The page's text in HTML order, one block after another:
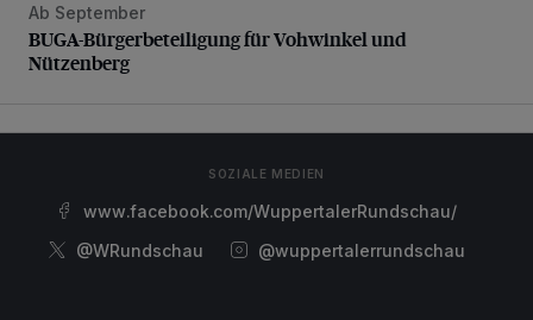
BUGA-Bürgerbeteiligung für Vohwinkel und Nützenberg
Ab September
BUGA-Bürgerbeteiligung für Vohwinkel und
Nützenberg
SOZIALE MEDIEN
www.facebook.com/WuppertalerRundschau/
@WRundschau
@wuppertalerrundschau